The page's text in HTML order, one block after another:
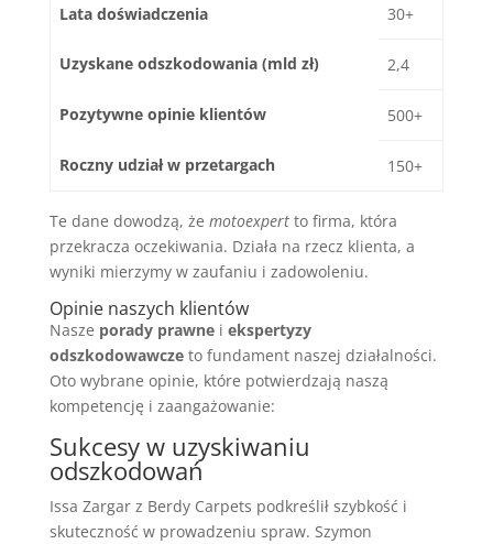
Lata doświadczenia 30+
Uzyskane odszkodowania (mld zł) 2,4
Pozytywne opinie klientów 500+
Roczny udział w przetargach 150+
Te dane dowodzą, że motoexpertto firma, która
przekracza oczekiwania. Działa na rzecz klienta, a
wyniki mierzymy w zaufaniu i zadowoleniu.
Opinie naszych klientów
Nasze porady prawnei ekspertyzy
odszkodowawczeto fundament naszej działalności.
Oto wybrane opinie, które potwierdzają naszą
kompetencję i zaangażowanie:
Sukcesy w uzyskiwaniu
odszkodowań
Issa Zargar z Berdy Carpets podkreślił szybkość i
skuteczność w prowadzeniu spraw. Szymon